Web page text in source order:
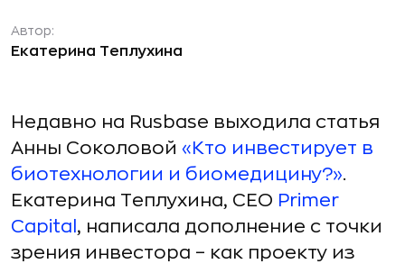
Автор:
Екатерина Теплухина
Недавно на Rusbase выходила статья
Анны Соколовой «Кто инвестирует в
биотехнологии и биомедицину?».
Екатерина Теплухина, CEO Primer
Capital , написала дополнение с точки
зрения инвестора – как проекту из